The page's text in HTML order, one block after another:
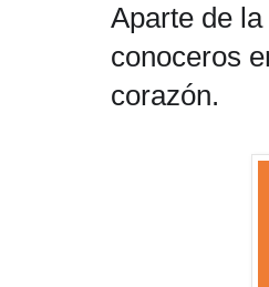
Aparte de
conoceros
corazón.